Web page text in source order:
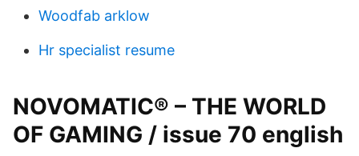
Woodfab arklow
Hr specialist resume
NOVOMATIC® – THE WORLD
OF GAMING / issue 70 english